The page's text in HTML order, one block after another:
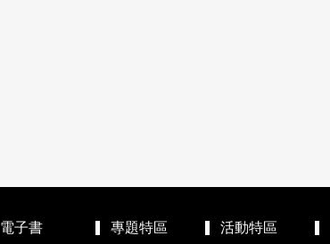
電子書 專題特區 活動特區